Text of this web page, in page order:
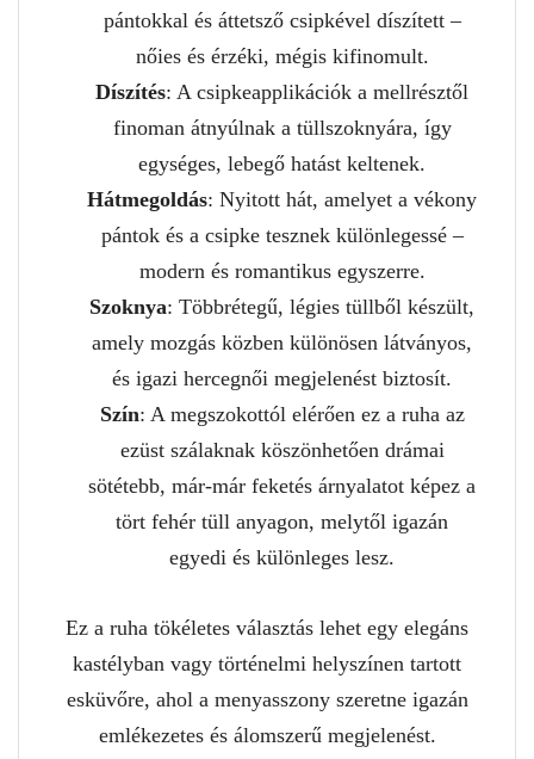
pántokkal és áttetsző csipkével díszített –
nőies és érzéki, mégis kifinomult.
Díszítés: A csipkeapplikációk a mellrésztől
finoman átnyúlnak a tüllszoknyára, így
egységes, lebegő hatást keltenek.
Hátmegoldás: Nyitott hát, amelyet a vékony
pántok és a csipke tesznek különlegessé –
modern és romantikus egyszerre.
Szoknya: Többrétegű, légies tüllből készült,
amely mozgás közben különösen látványos,
és igazi hercegnői megjelenést biztosít.
Szín: A megszokottól elérően ez a ruha az
ezüst szálaknak köszönhetően drámai
sötétebb, már-már feketés árnyalatot képez a
tört fehér tüll anyagon, melytől igazán
egyedi és különleges lesz.
Ez a ruha tökéletes választás lehet egy elegáns
kastélyban vagy történelmi helyszínen tartott
esküvőre, ahol a menyasszony szeretne igazán
emlékezetes és álomszerű megjelenést.